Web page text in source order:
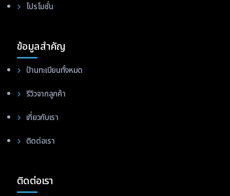
โปรโมชั่น
ข้อมูลสำคัญ
ป้านทะเบียนทั้งหมด
รีวิวจากลูกค้า
เกี่ยวกับเรา
ติดต่อเรา
ติดต่อเรา